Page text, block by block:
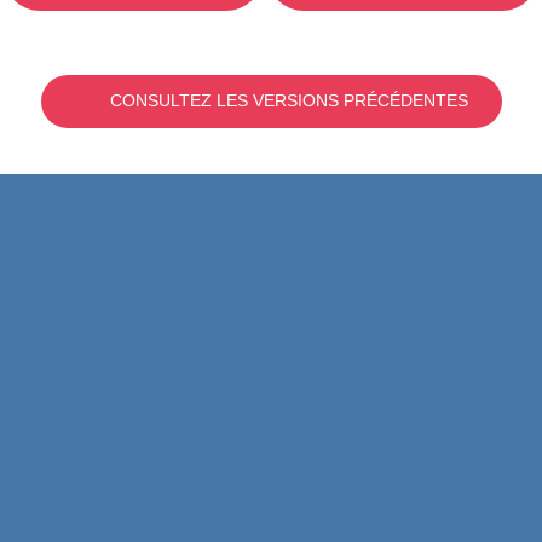
CONSULTEZ LES VERSIONS PRÉCÉDENTES